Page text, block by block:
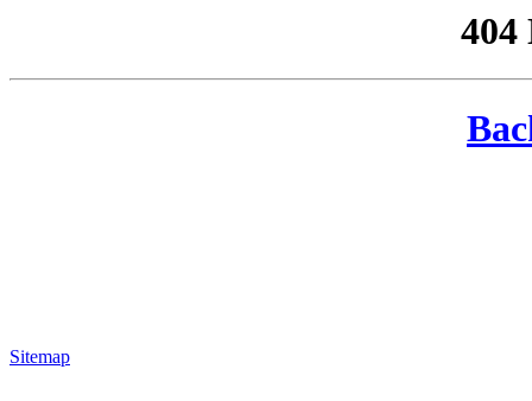
404
Sitemap